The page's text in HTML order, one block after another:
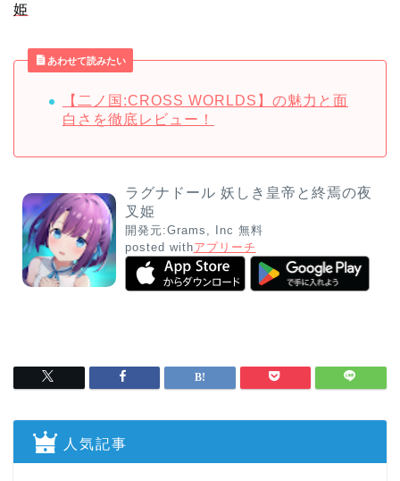
姫
あわせて読みたい
【二ノ国:CROSS WORLDS】の魅力と面
白さを徹底レビュー！
ラグナドール 妖しき皇帝と終焉の夜
叉姫
開発元:Grams, Inc 無料
posted withアプリーチ
人気記事